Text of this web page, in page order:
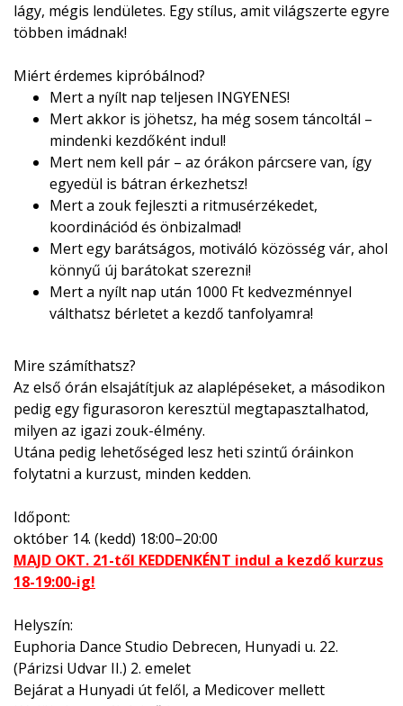
lágy, mégis lendületes. Egy stílus, amit világszerte egyre
többen imádnak!
Miért érdemes kipróbálnod?
Mert a nyílt nap teljesen INGYENES!
Mert akkor is jöhetsz, ha még sosem táncoltál –
mindenki kezdőként indul!
Mert nem kell pár – az órákon párcsere van, így
egyedül is bátran érkezhetsz!
Mert a zouk fejleszti a ritmusérzékedet,
koordinációd és önbizalmad!
Mert egy barátságos, motiváló közösség vár, ahol
könnyű új barátokat szerezni!
Mert a nyílt nap után 1000 Ft kedvezménnyel
válthatsz bérletet a kezdő tanfolyamra!
Mire számíthatsz?
Az első órán elsajátítjuk az alaplépéseket, a másodikon
pedig egy figurasoron keresztül megtapasztalhatod,
milyen az igazi zouk-élmény.
Utána pedig lehetőséged lesz heti szintű óráinkon
folytatni a kurzust, minden kedden.
Időpont:
október 14. (kedd) 18:00–20:00
MAJD OKT. 21-től KEDDENKÉNT indul a kezdő kurzus
18-19:00-ig!
Helyszín:
Euphoria Dance Studio Debrecen, Hunyadi u. 22.
(Párizsi Udvar II.) 2. emelet
Bejárat a Hunyadi út felől, a Medicover mellett